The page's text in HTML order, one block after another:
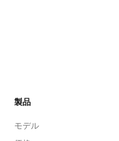
製品
モデル